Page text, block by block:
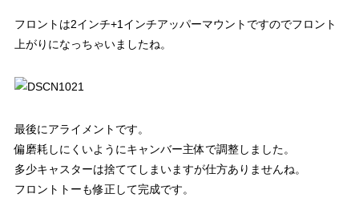
フロントは2インチ+1インチアッパーマウントですのでフロント
上がりになっちゃいましたね。
最後にアライメントです。
偏磨耗しにくいようにキャンバー主体で調整しました。
多少キャスターは捨ててしまいますが仕方ありませんね。
フロントトーも修正して完成です。